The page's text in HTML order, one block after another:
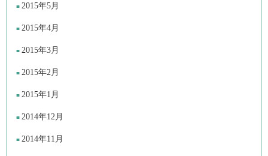
2015年5月
2015年4月
2015年3月
2015年2月
2015年1月
2014年12月
2014年11月